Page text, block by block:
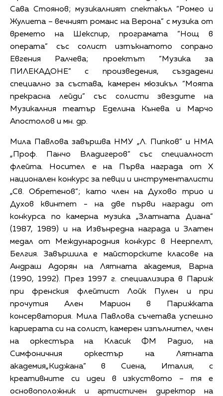
Сава Стоянов; музикалният спектакъл “Ромео и
Жулиета – вечният романс на Верона” с музика от
времето на Шекспир, програмата “Нощ в
операта” със солист изтъкнатото сопрано
Евгения Ралчева; проектът “Музика за
ПИЛЕКАДОНЕ” с произведения, създадени
специално за състава, камерен мюзикъл “Моята
прекрасна лейди” със солисти звездите на
Музикалния театър Еделина Кънева и Марчо
Апостолов и мн. др.
Мила Павлова завършва НМУ „Л. Пипков” и НМА
„Проф. Панчо Владигеров” със специалност
флейта. Носител е на Първа награда от X
национален конкурс за певци и инструменталисти
„Св. Обретенов”; като член на Духово трио и
Духов квинтет - на две първи награди от
конкурса по камерна музика „Златната Диана”
(1987, 1989) и на Извънредна награда и Златен
медал от Международния конкурс в Неерпелт,
Белгия. Завършила е майсторските класове на
Андраш Адорян на Лятната академия, Варна
(1990, 1992). През 1997 г. специализира в Париж
при френския флейтист Лойк Пулен и при
прочутия Ален Марион в Парижката
консерватория. Мила Павлова съчетава успешно
кариерата си на солист, камерен изпълнител, член
на оркестъра на Класик ФМ Радио, на
Симфоничния оркестър на Лятната
академия„Киджана” в Сиена, Италия, с
креативните си идеи в изкуството – тя е
основоположник и артистичен директор на